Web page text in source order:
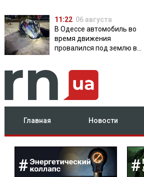
11:22 06 августа
В Одессе автомобиль во
время движения
провалился под землю в
Главная Новости